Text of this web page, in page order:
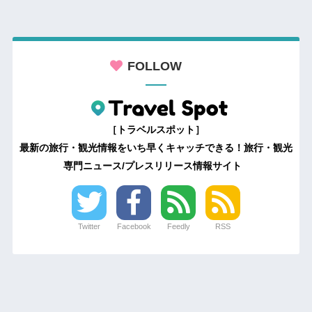
FOLLOW
［トラベルスポット］
最新の旅行・観光情報をいち早くキャッチできる！旅行・観光
専門ニュース/プレスリリース情報サイト
Twitter Facebook Feedly RSS